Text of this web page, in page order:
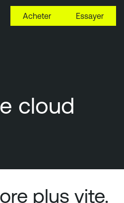
Acheter Essayer
cloud
plus vite.